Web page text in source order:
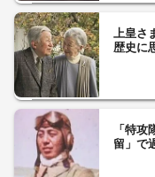
上皇さ
歴史に
「特
留」で